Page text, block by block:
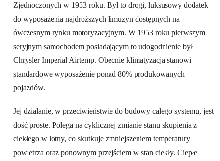
Zjednoczonych w 1933 roku. Był to drogi, luksusowy dodatek
do wyposażenia najdroższych limuzyn dostępnych na
ówczesnym rynku motoryzacyjnym. W 1953 roku pierwszym
seryjnym samochodem posiadającym to udogodnienie był
Chrysler Imperial Airtemp. Obecnie klimatyzacja stanowi
standardowe wyposażenie ponad 80% produkowanych
pojazdów.
Jej działanie, w przeciwieństwie do budowy całego systemu, jest
dość proste. Polega na cyklicznej zmianie stanu skupienia z
ciekłego w lotny, co skutkuje zmniejszeniem temperatury
powietrza oraz ponownym przejściem w stan ciekły. Ciepłe